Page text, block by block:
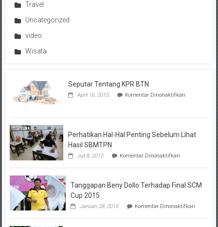
Travel
Uncategorized
video
Wisata
Seputar Tentang KPR BTN
April 16, 2015 Komentar Dinonaktifkanpada
KPR
Perhatikan Hal-Hal Penting Sebelum Lihat
Hasil SBMTPN
Juli 8, 2015 Komentar Dinonaktifkanpada
Hal-
Penting
Hasil
Tanggapan Beny Dollo Terhadap Final SCM
Cup 2015
Januari 28, 2015 Komentar Dinonaktifkanpada
Beny